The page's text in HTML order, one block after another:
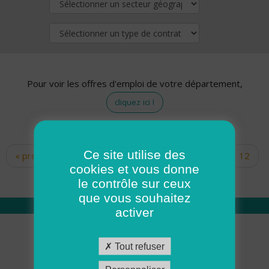
Pour voir les offres d'emploi de votre département,
cliquez ici !
Pages
« premier ‹ précédent … 10
12
14 15 16 17
Qui sommes nous
Académie ADMR
Ce site utilise des
cookies et vous donne
le contrôle sur ceux
que vous souhaitez
activer
Tout refuser